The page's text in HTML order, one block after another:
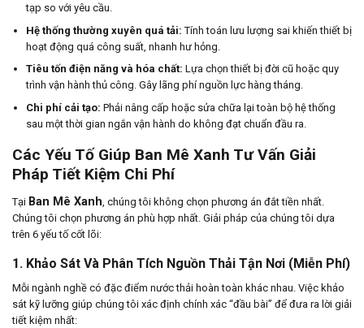
tạp so với yêu cầu.
Hệ thống thường xuyên quá tải: Tính toán lưu lượng sai khiến thiết bị
hoạt động quá công suất, nhanh hư hỏng.
Tiêu tốn điện năng và hóa chất: Lựa chọn thiết bị đời cũ hoặc quy
trình vận hành thủ công. Gây lãng phí nguồn lực hàng tháng.
Chi phí cải tạo: Phải nâng cấp hoặc sửa chữa lại toàn bộ hệ thống
sau một thời gian ngắn vận hành do không đạt chuẩn đầu ra.
Các Yếu Tố Giúp Ban Mê Xanh Tư Vấn Giải
Pháp Tiết Kiệm Chi Phí
Tại Ban Mê Xanh , chúng tôi không chọn phương án đắt tiền nhất.
Chúng tôi chọn phương án phù hợp nhất. Giải pháp của chúng tôi dựa
trên 6 yếu tố cốt lõi:
1. Khảo Sát Và Phân Tích Nguồn Thải Tận Nơi (Miễn Phí)
Mỗi ngành nghề có đặc điểm nước thải hoàn toàn khác nhau. Việc khảo
sát kỹ lưỡng giúp chúng tôi xác định chính xác “đầu bài” để đưa ra lời giải
tiết kiệm nhất: